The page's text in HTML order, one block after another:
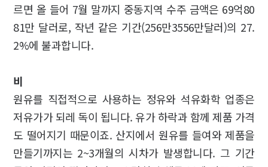
르면 올 들어 7월 말까지 중동지역 수주 금액은 69억80
81만 달러로, 작년 같은 기간(256만3556만달러)의 27.
2%에 불과합니다.
비
원유를 직접적으로 사용하는 정유와 석유화학 업종은
저유가가 되레 독이 됩니다. 유가 하락과 함께 제품 가격
도 떨어지기 때문이죠. 산지에서 원유를 들여와 제품을
만들기까지는 2~3개월의 시차가 발생합니다. 그 기간